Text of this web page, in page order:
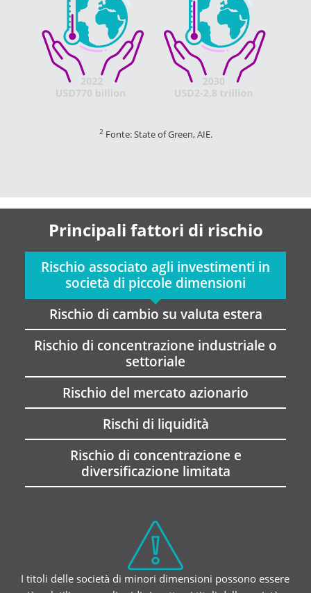
2Fonte: State of Green, AIE.
Principali fattori di rischio
Rischio associato agli investimenti in
società di piccole dimensioni
Rischio di cambio su valuta estera
Rischio di concentrazione industriale o
settoriale
Rischio del mercato azionario
Rischi di liquidità
Rischio di concentrazione e
diversificazione limitata
I titoli delle società di minori dimensioni possono essere